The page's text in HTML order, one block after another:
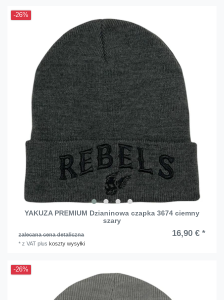
-26%
YAKUZA PREMIUM Dzianinowa czapka 3674 ciemny
szary
zalecana cena detaliczna 16,90 € *
*z VAT pluskoszty wysyłki
-26%